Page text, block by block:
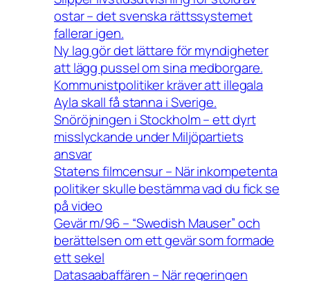
ostar – det svenska rättssystemet
fallerar igen.
Ny lag gör det lättare för myndigheter
att lägg pussel om sina medborgare.
Kommunistpolitiker kräver att illegala
Ayla skall få stanna i Sverige.
Snöröjningen i Stockholm – ett dyrt
misslyckande under Miljöpartiets
ansvar
Statens filmcensur – När inkompetenta
politiker skulle bestämma vad du fick se
på video
Gevär m/96 – “Swedish Mauser” och
berättelsen om ett gevär som formade
ett sekel
Datasaabaffären – När regeringen